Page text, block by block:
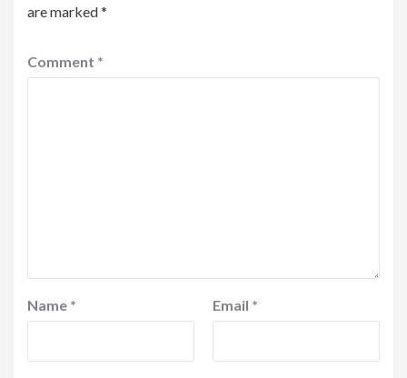
are marked*
Comment *
Name * Email *